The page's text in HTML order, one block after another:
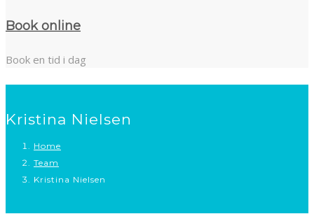
Book online
Book en tid i dag
Kristina Nielsen
Home
Team
Kristina Nielsen